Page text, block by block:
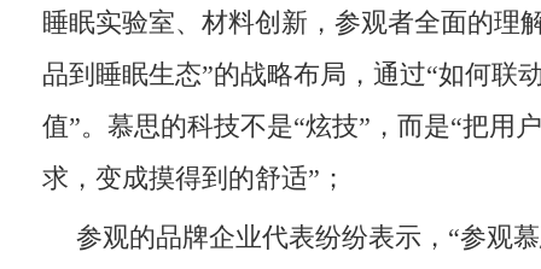
睡眠实验室、材料创新，参观者全面的理
品到睡眠生态”的战略布局，通过“如何联
值”。慕思的科技不是“炫技”，而是“把用
求，变成摸得到的舒适”；
参观的品牌企业代表纷纷表示，“参观